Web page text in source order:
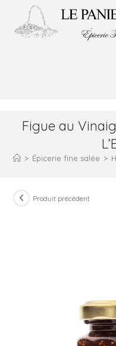
Figue au
> Épicerie fine salée >
Produit précédent